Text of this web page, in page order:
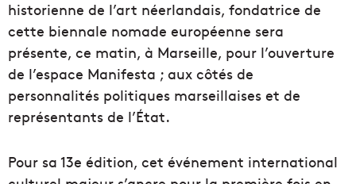
historienne de l’art néerlandais, fondatrice de
cette biennale nomade européenne sera
présente, ce matin, à Marseille, pour l’ouverture
de l’espace Manifesta ; aux côtés de
personnalités politiques marseillaises et de
représentants de l’État.
Pour sa 13e édition, cet événement international